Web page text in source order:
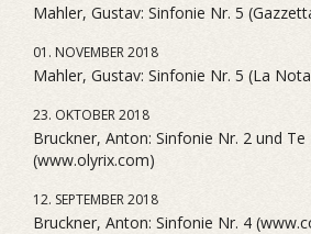
Mahler, Gustav: Sinfonie Nr. 5
01. NOVEMBER 2018
Mahler, Gustav: Sinfonie Nr. 5 (La
23. OKTOBER 2018
Bruckner, Anton: Sinfonie Nr. 2 und Te
(www.olyrix.com)
12. SEPTEMBER 2018
Bruckner, Anton: Sinfonie Nr. 4